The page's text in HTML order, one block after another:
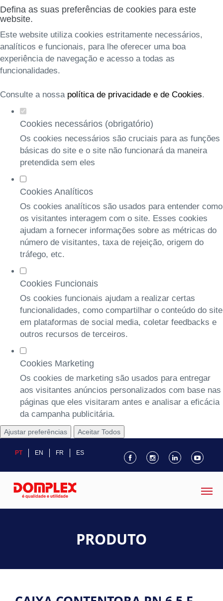
Defina as suas preferências de cookies para este
website.
Este website utiliza cookies estritamente necessários,
analíticos e funcionais, para lhe oferecer uma boa
experiência de navegação e acesso a todas as
funcionalidades.
Consulte a nossa política de privacidade e de Cookies.
Cookies necessários (obrigatório)
Os cookies necessários são cruciais para as funções
básicas do site e o site não funcionará da maneira
pretendida sem eles
Cookies Analíticos
Os cookies analíticos são usados para entender como
os visitantes interagem com o site. Esses cookies
ajudam a fornecer informações sobre as métricas do
número de visitantes, taxa de rejeição, origem do
tráfego, etc.
Cookies Funcionais
Os cookies funcionais ajudam a realizar certas
funcionalidades, como compartilhar o conteúdo do site
em plataformas de social media, coletar feedbacks e
outros recursos de terceiros.
Cookies Marketing
Os cookies de marketing são usados para entregar
aos visitantes anúncios personalizados com base nas
páginas que eles visitaram antes e analisar a eficácia
da campanha publicitária.
Ajustar preferências Aceitar Todos
PT EN FR ES
PRODUTO